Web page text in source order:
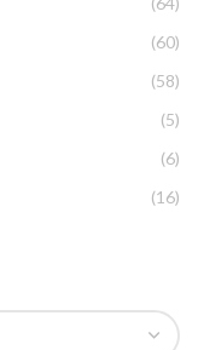
(60)
(58)
(5)
(6)
(16)